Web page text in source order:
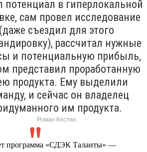
потенциал в гиперлокальной
сам провел исследование
(даже съездил для этого
рассчитал нужные
и потенциальную прибыль,
представил проработанную
продукта. Ему выделили
и сейчас он владелец
им продукта.
Роман Костин
программа «СДЭК Таланты» —